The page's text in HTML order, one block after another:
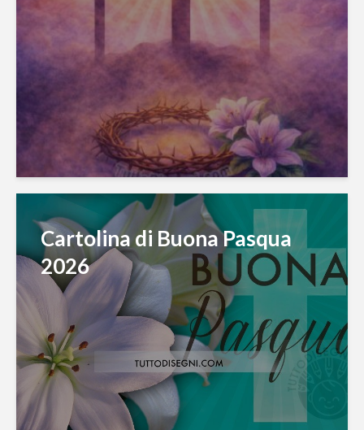
Cartolina di Buona Pasqua
2026